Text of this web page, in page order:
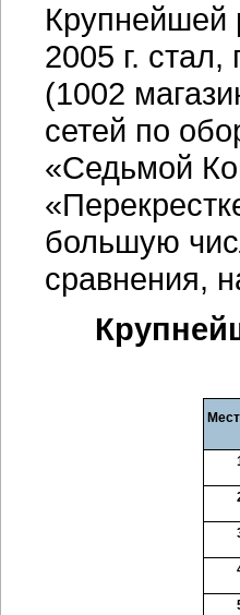
Крупнейшей
2005 г.
(1002
сетей по
«Седьмой
большую
сравнения,